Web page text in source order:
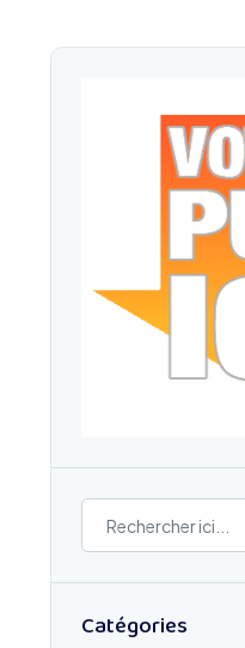
Catégories